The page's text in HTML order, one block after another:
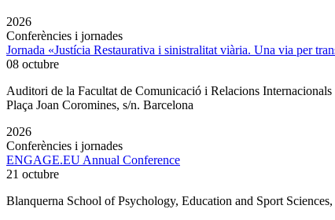
2026
Conferències i jornades
Jornada «Justícia Restaurativa i sinistralitat viària. Una via per
08 octubre
Auditori de la Facultat de Comunicació i Relacions
Plaça Joan Coromines, s/n. Barcelona
2026
Conferències i jornades
ENGAGE.EU Annual Conference
21 octubre
Blanquerna School of Psychology, Education and Sport